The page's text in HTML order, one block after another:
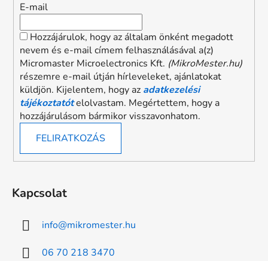
E-mail
Hozzájárulok, hogy az általam önként megadott
nevem és e-mail címem felhasználásával a(z)
Micromaster Microelectronics Kft. (MikroMester.hu)
részemre e-mail útján hírleveleket, ajánlatokat
küldjön. Kijelentem, hogy az adatkezelési
tájékoztatótelolvastam. Megértettem, hogy a
hozzájárulásom bármikor visszavonhatom.
FELIRATKOZÁS
Kapcsolat
info@mikromester.hu
06 70 218 3470